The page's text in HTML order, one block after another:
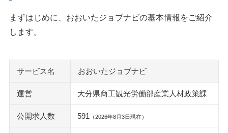
まずはじめに、おおいたジョブナビの基本情報をご紹介
します。
サービス名 おおいたジョブナビ
運営 大分県商工観光労働部産業人材政策課
公開求人数 591 （2026年8月3日現在）